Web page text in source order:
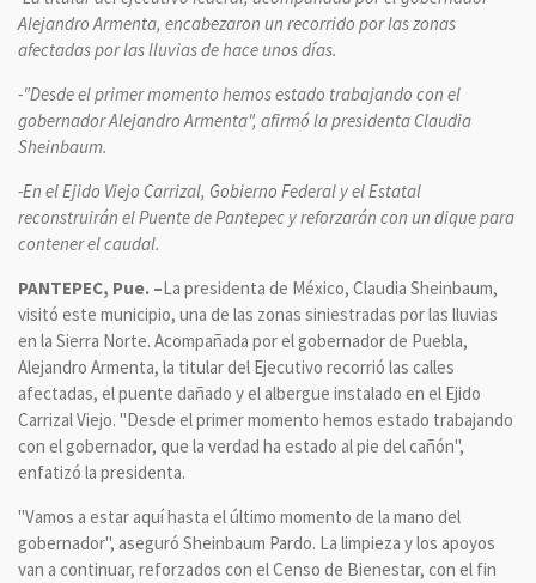
Alejandro Armenta, encabezaron un recorrido por las zonas
afectadas por las lluvias de hace unos días.
-"Desde el primer momento hemos estado trabajando con el
gobernador Alejandro Armenta", afirmó la presidenta Claudia
Sheinbaum.
-En el Ejido Viejo Carrizal, Gobierno Federal y el Estatal
reconstruirán el Puente de Pantepec y reforzarán con un dique para
contener el caudal.
PANTEPEC, Pue. –La presidenta de México, Claudia Sheinbaum,
visitó este municipio, una de las zonas siniestradas por las lluvias
en la Sierra Norte. Acompañada por el gobernador de Puebla,
Alejandro Armenta, la titular del Ejecutivo recorrió las calles
afectadas, el puente dañado y el albergue instalado en el Ejido
Carrizal Viejo. "Desde el primer momento hemos estado trabajando
con el gobernador, que la verdad ha estado al pie del cañón",
enfatizó la presidenta.
"Vamos a estar aquí hasta el último momento de la mano del
gobernador", aseguró Sheinbaum Pardo. La limpieza y los apoyos
van a continuar, reforzados con el Censo de Bienestar, con el fin